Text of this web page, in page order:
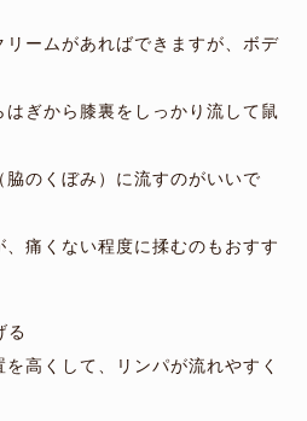
ームがあればできますが、ボデ
ぎから膝裏をしっかり流して鼠
のくぼみ）に流すのがいいで
痛くない程度に揉むのもおすす
る
高くして、リンパが流れやすく